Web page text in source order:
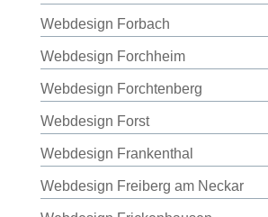
Webdesign Forbach
Webdesign Forchheim
Webdesign Forchtenberg
Webdesign Forst
Webdesign Frankenthal
Webdesign Freiberg am Neckar